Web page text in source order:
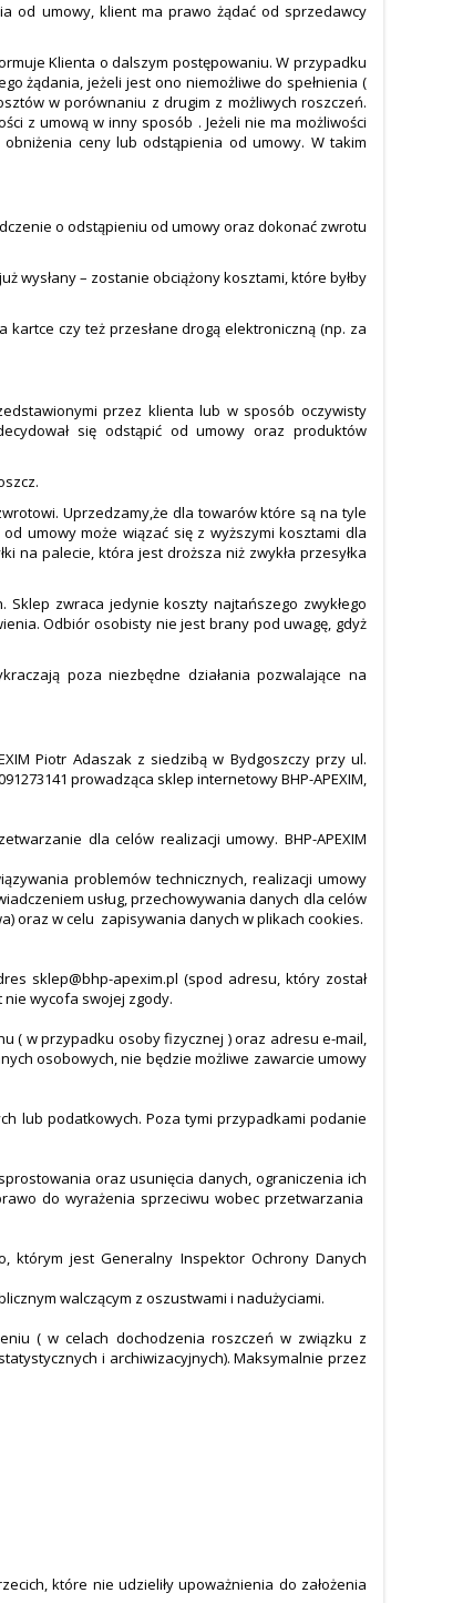
od umowy, klient ma prawo żądać od sprzedawcy
Klienta o dalszym postępowaniu. W przypadku
żądania, jeżeli jest ono niemożliwe do spełnienia (
w porównaniu z drugim z możliwych roszczeń.
z umową w inny sposób . Jeżeli nie ma możliwości
ceny lub odstąpienia od umowy. W takim
o odstąpieniu od umowy oraz dokonać zwrotu
wysłany – zostanie obciążony kosztami, które byłby
kartce czy też przesłane drogą elektroniczną (np. za
przez klienta lub w sposób oczywisty
się odstąpić od umowy oraz produktów
Uprzedzamy,że dla towarów które są na tyle
umowy może wiązać się z wyższymi kosztami dla
na palecie, która jest droższa niż zwykła przesyłka
zwraca jedynie koszty najtańszego zwykłego
Odbiór osobisty nie jest brany pod uwagę, gdyż
poza niezbędne działania pozwalające na
Piotr Adaszak z siedzibą w Bydgoszczy przy ul.
prowadząca sklep internetowy BHP-APEXIM,
dla celów realizacji umowy. BHP-APEXIM
problemów technicznych, realizacji umowy
usług, przechowywania danych dla celów
oraz w celu zapisywania danych w plikach cookies.
sklep@bhp-apexim.pl (spod adresu, który został
wycofa swojej zgody.
( w przypadku osoby fizycznej ) oraz adresu e-mail,
osobowych, nie będzie możliwe zawarcie umowy
lub podatkowych. Poza tymi przypadkami podanie
oraz usunięcia danych, ograniczenia ich
do wyrażenia sprzeciwu wobec przetwarzania
którym jest Generalny Inspektor Ochrony Danych
walczącym z oszustwami i nadużyciami.
( w celach dochodzenia roszczeń w związku z
i archiwizacyjnych). Maksymalnie przez
które nie udzieliły upoważnienia do założenia